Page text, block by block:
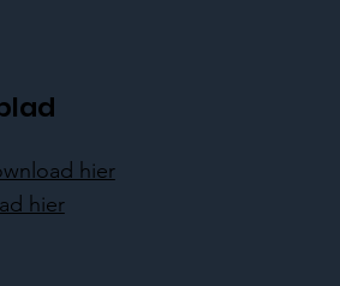
hier
hier